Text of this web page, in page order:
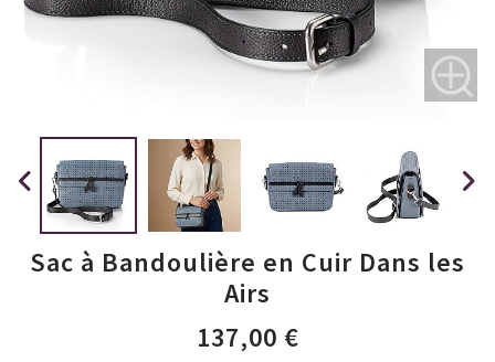
Sac à Bandoulière en Cuir Dans les
Airs
137,00 €